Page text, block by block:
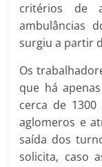
critérios de
ambulâncias
surgiu a partir
Os
que há
cerca de
aglomeros e
saída dos
solicita, caso